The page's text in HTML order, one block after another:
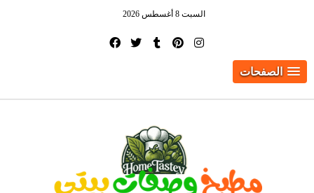
السبت 8 أغسطس 2026
الصفحات